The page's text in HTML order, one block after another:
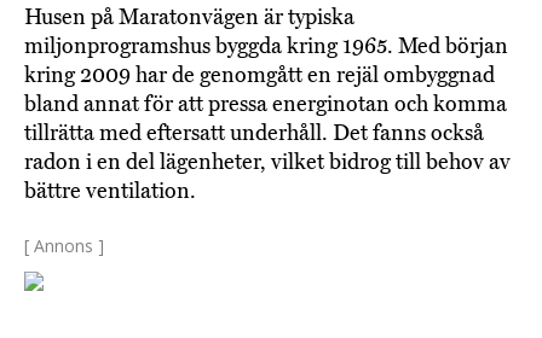
Husen på Maratonvägen är typiska
miljonprogramshus byggda kring 1965. Med början
kring 2009 har de genomgått en rejäl ombyggnad
bland annat för att pressa energinotan och komma
tillrätta med eftersatt underhåll. Det fanns också
radon i en del lägenheter, vilket bidrog till behov av
bättre ventilation.
[ Annons ]